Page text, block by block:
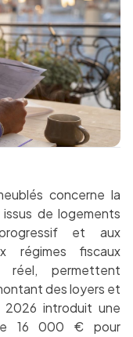
concerne la
de logements
et aux
régimes fiscaux
réel, permettent
des loyers et
2026 introduit une
16 000 € pour